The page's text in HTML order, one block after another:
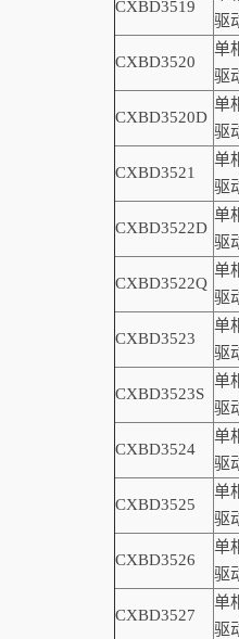
CXBD3519
驱
CXBD3520
单
驱
CXBD3520D
单
驱
CXBD3521
单
驱
CXBD3522D
单
驱
CXBD3522Q
单
驱
CXBD3523
单
驱
CXBD3523S
单
驱
CXBD3524
单
驱
CXBD3525
单
驱
CXBD3526
单
驱
CXBD3527
单
驱